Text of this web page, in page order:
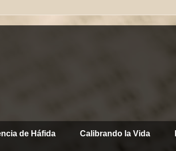
de Háfida Calibrando la Vida